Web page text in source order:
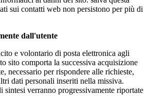
sui contatti web non persistono per più di
dall'utente
e volontario di posta elettronica agli
sito comporta la successiva acquisizione
necessario per rispondere alle richieste,
dati personali inseriti nella missiva.
sintesi verranno progressivamente riportate